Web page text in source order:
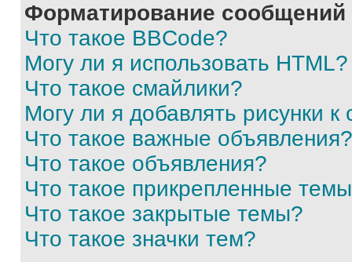
Форматирование
Что такое BBCode?
Могу ли я использовать HTML?
Что такое смайлики?
Могу ли я добавлять рисунки
Что такое важные объявления?
Что такое объявления?
Что такое прикрепленные
Что такое закрытые темы?
Что такое значки тем?